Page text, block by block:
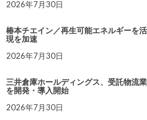
2026年7月30日
椿本チエイン／再生可能エネルギーを
現を加速
2026年7月30日
三井倉庫ホールディングス、受託物流
を開発・導入開始
2026年7月30日